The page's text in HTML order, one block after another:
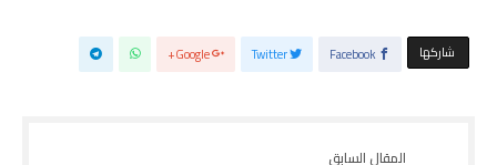
‫‫ شاركها‬ Facebook
Twitter
Google+